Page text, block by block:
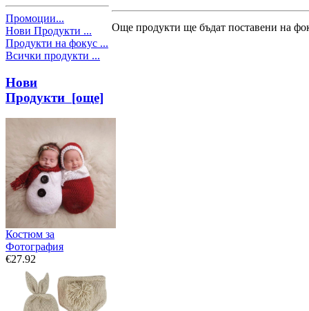
Промоции...
Нови Продукти ...
Продукти на фокус ...
Всички продукти ...
Нови
Продукти [още]
Костюм за
Фотография
€27.92
Още продукти ще бъдат поставени на